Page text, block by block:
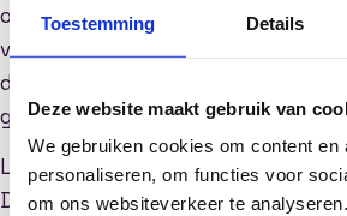
Toestemming Details
Deze website maakt gebruik van
We gebruiken cookies om content en
personaliseren, om functies voor
om ons websiteverkeer te
opbouw van Huddle. Cursussen die
verkopen zijn opgebouwd uit drie
de modules en lessen per module. Als
gaat dat niet lukken binnen Huddle.
Learndash is ook een software
Deze software werkt als plugin op